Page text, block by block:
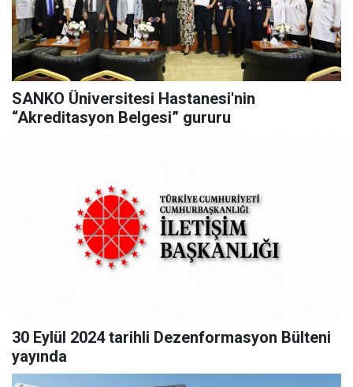
SANKO Üniversitesi Hastanesi'nin
“Akreditasyon Belgesi” gururu
30 Eylül 2024 tarihli Dezenformasyon Bülteni
yayında